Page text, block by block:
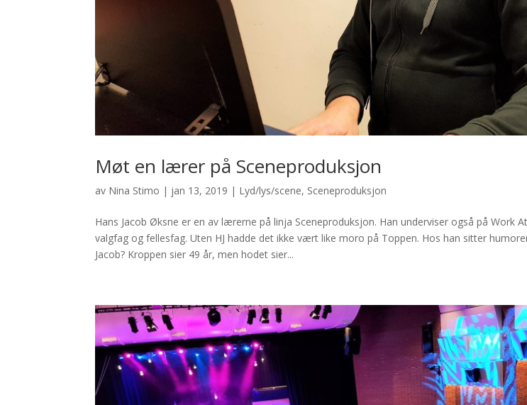
Møt en lærer på Sceneproduksjon
av Nina Stimo | jan 13, 2019 | Lyd/lys/scene, Sceneproduksjon
Hans Jacob Øksne er en av lærerne på linja Sceneproduksjon. Han underviser også på Work
valgfag og fellesfag. Uten HJ hadde det ikke vært like moro på Toppen. Hos han sitter
Jacob? Kroppen sier 49 år, men hodet sier...